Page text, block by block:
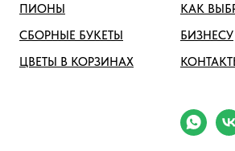
ПИОНЫ
СБОРНЫЕ БУКЕТЫ
ЦВЕТЫ В КОРЗИНАХ
КАК
БИЗНЕСУ